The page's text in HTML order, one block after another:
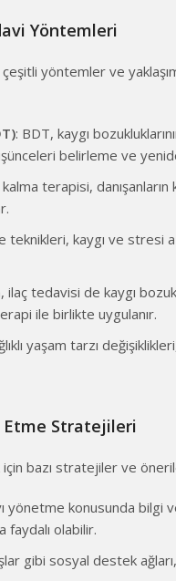
Yöntemleri
yöntemler ve
: BDT, kaygı
belirleme ve
terapisi,
teknikleri, kaygı ve stresi
ilaç tedavisi de kaygı
ile birlikte uygulanır.
yaşam tarzı
Etme Stratejileri
için bazı stratejiler ve
yönetme konusunda
faydalı olabilir.
gibi sosyal destek